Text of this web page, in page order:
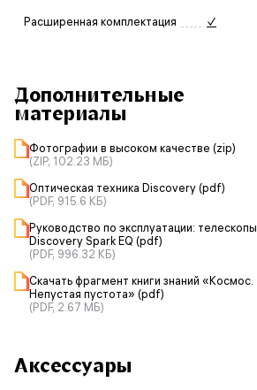
Расширенная комплектация ✓
Дополнительные
материалы
Фотографии в высоком качестве (zip)
(ZIP, 102.23 МБ)
Оптическая техника Discovery (pdf)
(PDF, 915.6 КБ)
Руководство по эксплуатации: телескопы
Discovery Spark EQ (pdf)
(PDF, 996.32 КБ)
Скачать фрагмент книги знаний «Космос.
Непустая пустота» (pdf)
(PDF, 2.67 МБ)
Аксессуары